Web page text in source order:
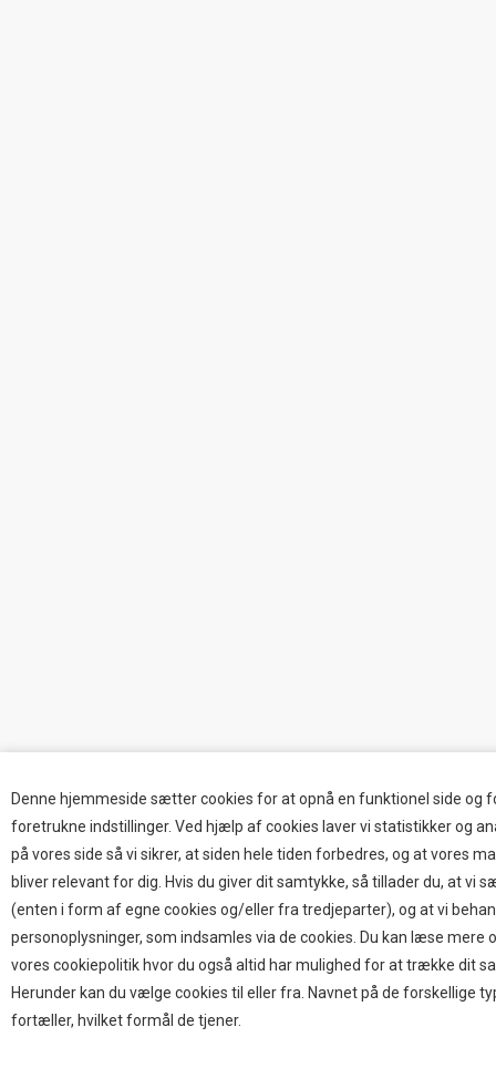
Denne hjemmeside sætter cookies for at opnå en funktionel side og
foretrukne indstillinger. Ved hjælp af cookies laver vi statistikker og
på vores side så vi sikrer, at siden hele tiden forbedres, og at vores
bliver relevant for dig. Hvis du giver dit samtykke, så tillader du, at vi
(enten i form af egne cookies og/eller fra tredjeparter), og at vi
personoplysninger, som indsamles via de cookies. Du kan læse mere
vores cookiepolitik hvor du også altid har mulighed for at trække dit
Herunder kan du vælge cookies til eller fra. Navnet på de forskellige
fortæller, hvilket formål de tjener.